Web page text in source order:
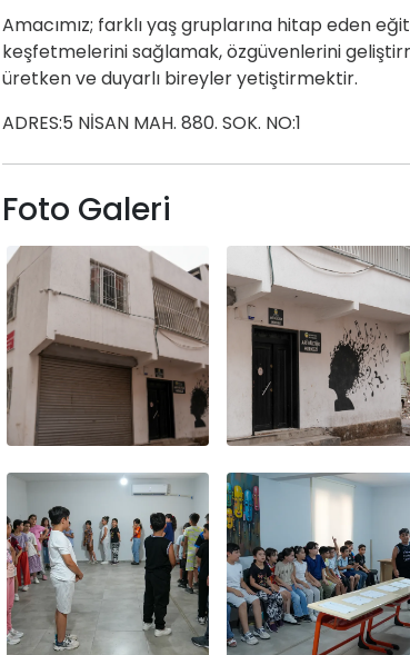
Amacımız; farklı yaş gruplarına hitap eden
keşfetmelerini sağlamak, özgüvenlerini
üretken ve duyarlı bireyler yetiştirmektir.
ADRES:5 NİSAN MAH. 880. SOK. NO:1
Foto Galeri